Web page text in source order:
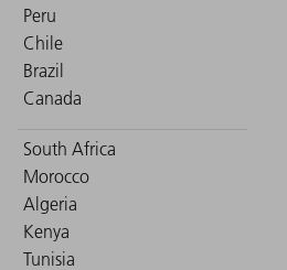
Peru
Chile
Brazil
Canada
South Africa
Morocco
Algeria
Kenya
Tunisia